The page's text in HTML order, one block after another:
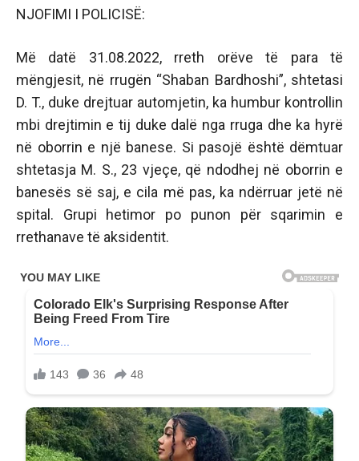
NJOFIMI I POLICISË:
Më datë 31.08.2022, rreth orëve të para të
mëngjesit, në rrugën “Shaban Bardhoshi”, shtetasi
D. T., duke drejtuar automjetin, ka humbur kontrollin
mbi drejtimin e tij duke dalë nga rruga dhe ka hyrë
në oborrin e një banese. Si pasojë është dëmtuar
shtetasja M. S., 23 vjeçe, që ndodhej në oborrin e
banesës së saj, e cila më pas, ka ndërruar jetë në
spital. Grupi hetimor po punon për sqarimin e
rrethanave të aksidentit.